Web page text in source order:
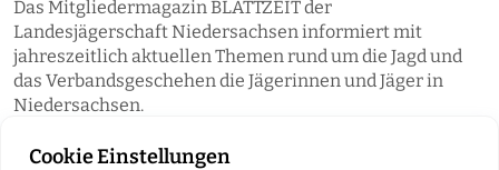
Das Mitgliedermagazin BLATTZEIT der
Landesjägerschaft Niedersachsen informiert mit
jahreszeitlich aktuellen Themen rund um die Jagd und
das Verbandsgeschehen die Jägerinnen und Jäger in
Niedersachsen.
Cookie Einstellungen